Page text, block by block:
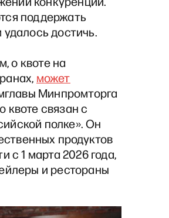
поддержать
удалось достичь.
о квоте на
может
Минпромторга
квоте связан с
полке». Он
продуктов
с 1 марта 2026 года,
и рестораны